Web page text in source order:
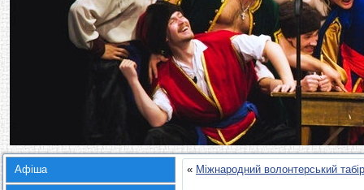
Афіша « Міжнародний волонтерський